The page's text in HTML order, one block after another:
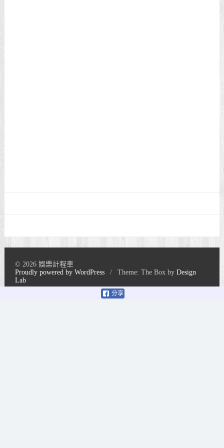
分享
© 2026 娛樂計程車
Proudly powered by WordPress
/ Theme: The Box byDesign
Lab